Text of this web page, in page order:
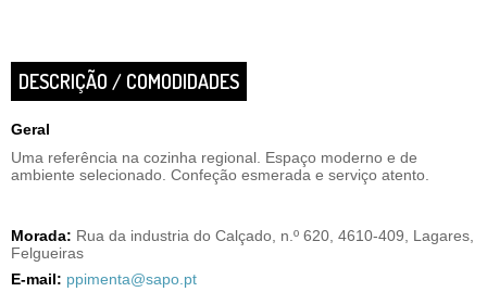
DESCRIÇÃO / COMODIDADES
Geral
Uma referência na cozinha regional. Espaço moderno e de
ambiente selecionado. Confeção esmerada e serviço atento.
Morada: Rua da industria do Calçado, n.º 620, 4610-409, Lagares,
Felgueiras
E-mail: ppimenta@sapo.pt